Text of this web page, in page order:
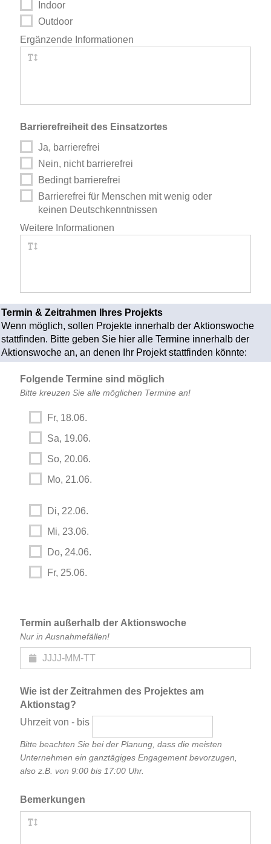
Indoor
Outdoor
Ergänzende Informationen
Barrierefreiheit des Einsatzortes
Ja, barrierefrei
Nein, nicht barrierefrei
Bedingt barrierefrei
Barrierefrei für Menschen mit wenig oder
keinen Deutschkenntnissen
Weitere Informationen
Termin & Zeitrahmen Ihres Projekts
Wenn möglich, sollen Projekte innerhalb der Aktionswoche
stattfinden. Bitte geben Sie hier alle Termine innerhalb der
Aktionswoche an, an denen Ihr Projekt stattfinden könnte:
Folgende Termine sind möglich
Bitte kreuzen Sie alle möglichen Termine an!
Fr, 18.06.
Sa, 19.06.
So, 20.06.
Mo, 21.06.
Di, 22.06.
Mi, 23.06.
Do, 24.06.
Fr, 25.06.
Termin außerhalb der Aktionswoche
Nur in Ausnahmefällen!
Wie ist der Zeitrahmen des Projektes am
Aktionstag?
Uhrzeit von - bis
Bitte beachten Sie bei der Planung, dass die meisten
Unternehmen ein ganztägiges Engagement bevorzugen,
also z.B. von 9:00 bis 17:00 Uhr.
Bemerkungen